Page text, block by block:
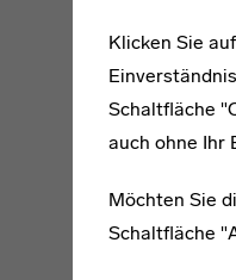
Klicken Sie
Schaltfläche
auch ohne Ihr
Möchten Sie
Schaltfläche